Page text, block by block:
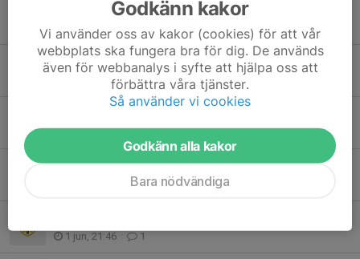
Alingsås Sommarcup
29 jul, 16:10 2
15 jun, 13:43 1
Kiosk på Fallens dagar!
3
1 jun, 21:46 1
Godkänn kakor
Vi använder oss av kakor (cookies) för att vår
webbplats ska fungera bra för dig. De används
även för webbanalys i syfte att hjälpa oss att
förbättra våra tjänster.
Så använder vi cookies
Godkänn alla kakor
Bara nödvändiga